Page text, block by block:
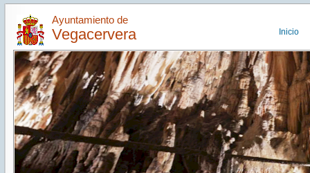
Ayuntamiento de
Vegacervera Inicio